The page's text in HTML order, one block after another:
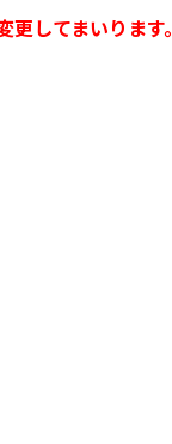
してまいります。